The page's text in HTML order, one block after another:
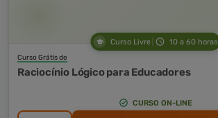
Curso Livre 10 a 60 horas
Curso Grátis de
Raciocínio Lógico para Educadores
CURSO ON-LINE